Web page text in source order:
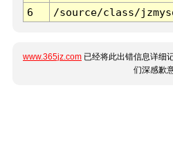
6
/source/class/
www.365jz.com 已经将此出错信息详细
们深感歉